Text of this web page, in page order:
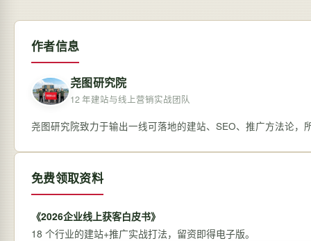
作者信息
尧图研究院
12 年建站与线上营销实战团队
尧图研究院致力于输出一线可落地的建站、SEO、推广方法论，
免费领取资料
《2026企业线上获客白皮书》
18 个行业的建站+推广实战打法，留资即得电子版。